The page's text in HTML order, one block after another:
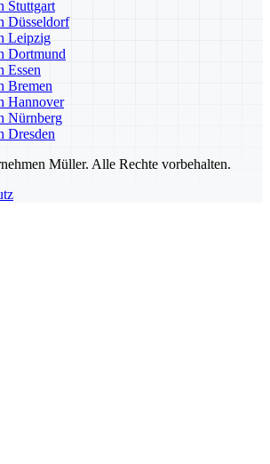
Stuttgart
Düsseldorf
Leipzig
Dortmund
Essen
Bremen
Hannover
Nürnberg
Dresden
Müller. Alle Rechte vorbehalten.